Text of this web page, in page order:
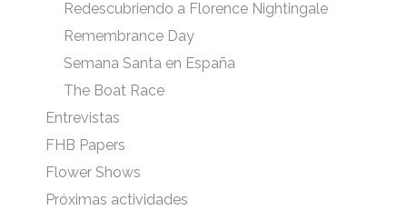
Redescubriendo a Florence Nightingale
Remembrance Day
Semana Santa en España
The Boat Race
Entrevistas
FHB Papers
Flower Shows
Próximas actividades